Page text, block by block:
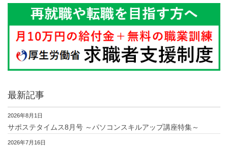
最新記事
2026年8月1日
サポステタイムス8月号 ～パソコンスキルアップ講座特集～
2026年7月16日